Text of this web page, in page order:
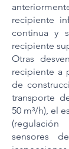
recipiente
continua y
recipiente
Otras
recipiente a
de
transporte
50 m³/h), el
sensores